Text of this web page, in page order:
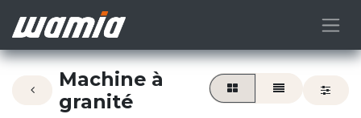
Machine à
granité